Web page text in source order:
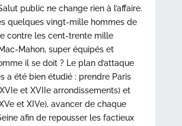
public ne change rien à l’affaire.
quelques vingt-mille hommes de
contre les cent-trente mille
Mahon, super équipés et
il se doit ? Le plan d’attaque
a été bien étudié : prendre Paris
et XVIIe arrondissements) et
et XIVe), avancer de chaque
afin de repousser les factieux